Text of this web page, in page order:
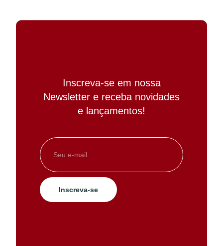
Inscreva-se em nossa
Newsletter e receba novidades
e lançamentos!
Inscreva-se